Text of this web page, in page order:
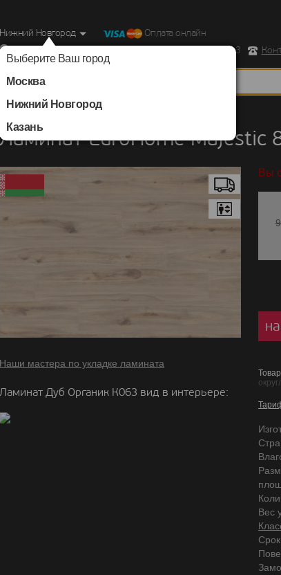
Нижний Новгород
Выберите Ваш город
Москва
Нижний Новгород
Казань
Оплата онлайн
г. Нижний Новгород, Ул. Республиканская д.43 корпус 3
Ламинат EuroHome Majestic
Наши мастера по укладке ламината
Ламинат Дуб Органик К063 вид в интерьере:
Вы
Вес